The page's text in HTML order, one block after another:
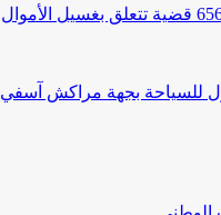
للسياحة بجهة مراكش آسفي